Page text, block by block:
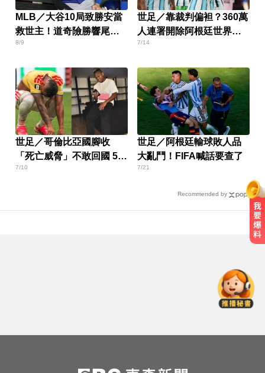
MLB／大谷10局致勝安當
救世主！道奇險勝響尾蛇
終止7連敗
8/9
世足／靠裁判偏袒？360萬
人連署開除阿根廷世界盃
資格！
7/14
世足／哥倫比亞國腳收
「死亡威脅」不敢回國 5歲
女兒也受害
7/10
世足／阿根廷輸球敗人品
大亂鬥！FIFA喊話要查了
7/21
Recommended by
漂「方向盤抓不住」翻車
快訊／最新預報出爐！ 2縣市風力